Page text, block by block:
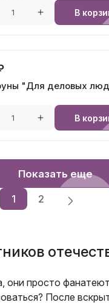
В
"Для деловых
В
Показать еще
1 2
просто
После